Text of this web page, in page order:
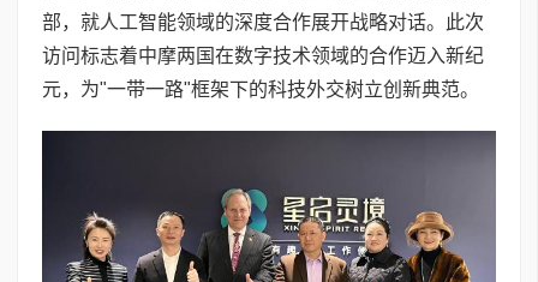
部，就人工智能领域的深度合作展开战略对话。此次
访问标志着中摩两国在数字技术领域的合作迈入新纪
元，为"一带一路"框架下的科技外交树立创新典范。